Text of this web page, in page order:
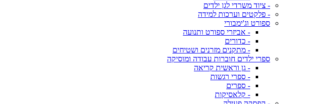
- ציוד משרדי לגן ילדים
- פלקטים וערכות למידה
ספורט וג'ימבורי
- אביזרי ספורט ותנועה
- כדורים
- מתקנים מזרנים ושטיחים
ספרי ילדים חוברות עבודה ומוסיקה
- גן וראשית קריאה
- ספרי רגשות
- ספרים
- קלאסיקות